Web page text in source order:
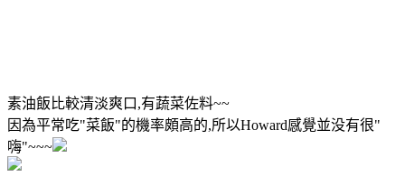
素油飯比較清淡爽口,有蔬菜佐料~~
因為平常吃"菜飯"的機率頗高的,所以Howard感覺並没有很"
嗨"~~~